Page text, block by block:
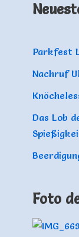
Parkfest
Nachruf
Das Lob
Foto